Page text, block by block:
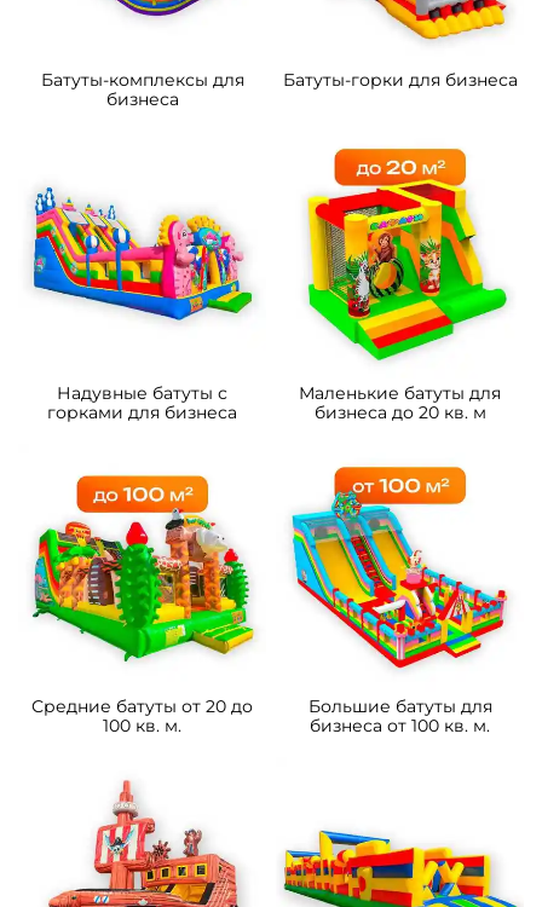
Батуты-комплексы для
бизнеса
Батуты-горки для бизнеса
Надувные батуты с
горками для бизнеса
Маленькие батуты для
бизнеса до 20 кв. м
Средние батуты от 20 до
100 кв. м.
Большие батуты для
бизнеса от 100 кв. м.